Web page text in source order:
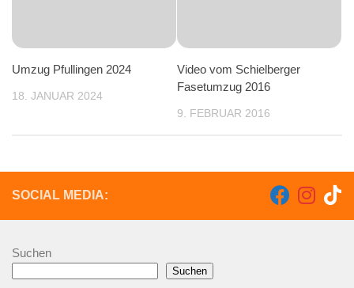
Umzug Pfullingen 2024
18. JANUAR 2024
Video vom Schielberger
Fasetumzug 2016
9. FEBRUAR 2016
SOCIAL MEDIA:
Suchen
Suchen